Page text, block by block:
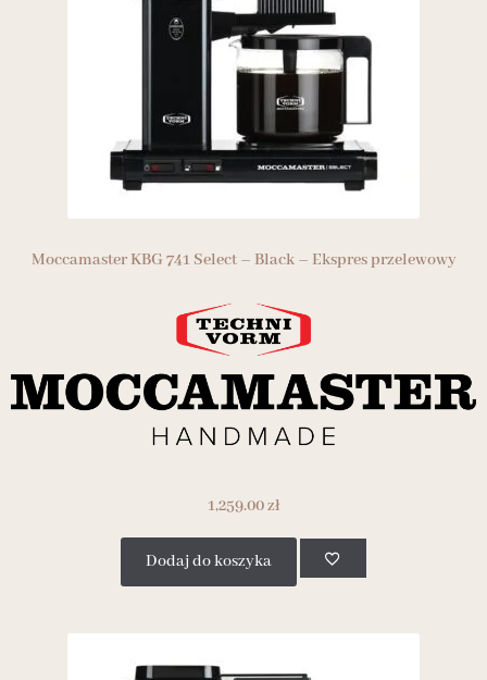
Moccamaster KBG 741 Select – Black – Ekspres przelewowy
1,259.00zł
Dodaj do koszyka